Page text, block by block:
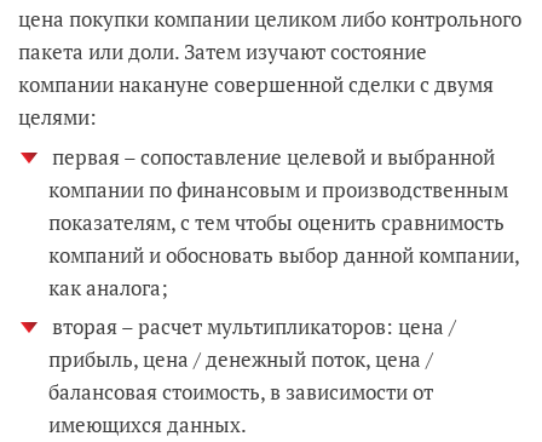
цена покупки компании целиком либо контрольного
пакета или доли. Затем изучают состояние
компании накануне совершенной сделки с двумя
целями:
первая – сопоставление целевой и выбранной
компании по финансовым и производственным
показателям, с тем чтобы оценить сравнимость
компаний и обосновать выбор данной компании,
как аналога;
вторая – расчет мультипликаторов: цена /
прибыль, цена / денежный поток, цена /
балансовая стоимость, в зависимости от
имеющихся данных.